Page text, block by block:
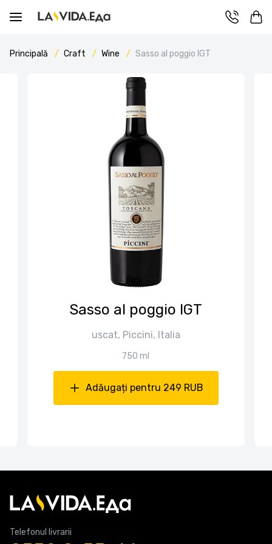
Principală Craft Wine Sasso al poggio IGT
Sasso al poggio IGT
uscat, Piccini, Italia
750 ml
Adăugați pentru 249 RUB
Telefonul livrarii